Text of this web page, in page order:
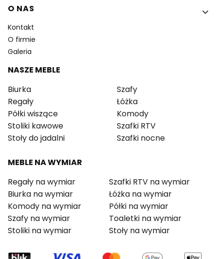
O NAS
Kontakt
O firmie
Galeria
NASZE MEBLE
Biurka
Regały
Półki wiszące
Stoliki kawowe
Stoły do jadalni
Szafy
Łóżka
Komody
Szafki RTV
Szafki nocne
MEBLE NA WYMIAR
Regały na wymiar
Biurka na wymiar
Komody na wymiar
Szafy na wymiar
Stoliki na wymiar
Szafki RTV na wymiar
Łóżka na wymiar
Półki na wymiar
Toaletki na wymiar
Stoły na wymiar